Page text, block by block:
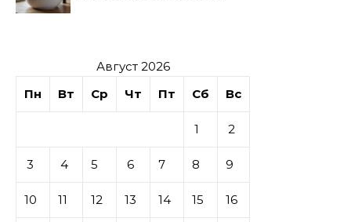
Август 2026
Пн
Вт Ср Чт Пт Сб Вс
1 2
3 4 5 6 7 8 9
10 11 12 13 14 15 16